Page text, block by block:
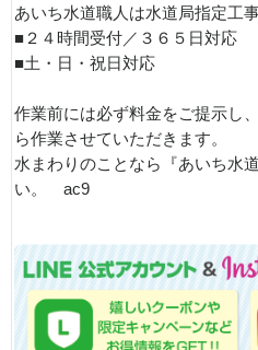
あいち水道職人は水道局指定工事
■２４時間受付／３６５日対応
■土・日・祝日対応
作業前には必ず料金をご提示し
ら作業させていただきます。
水まわりのことなら『あいち水
い。 ac9